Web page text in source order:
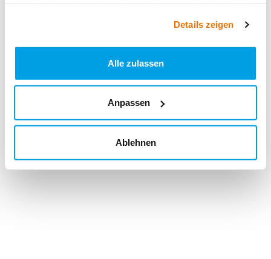
Details zeigen
Alle zulassen
Anpassen
Ablehnen